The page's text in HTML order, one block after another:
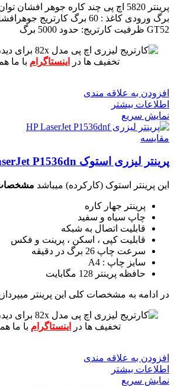
پرینتر 5820 اچ پی چند کاره جوهر افشان
برگ ورودی کاغذ : 60 برگ
GT52 ظرفیت کارتریج: حدود 5000 برگ
برای
تخفیف ها در
اینستاگرام با ما
افزودن به علاقه مندی
اطلاعات بیشتر
نمایش سریع
مقايسه
پرینتر لیزری استوک HP LaserJet P1536dn
این پرینتر استوک (کارکرده) میباشد مشخصات
پرینتر جهار کاره
چاپ سیاه و سفید
قابلیت اتصال به شبکه
قابلیت کپی ، اسکن ، پرینت و فکس
سرعت چاپ 26 برگ در دقیقه
سایز چاپ : A4
حافظه پرینتر 128 مگابایت
در ادامه به مشخصات کلی این پرینتر
برای
تخفیف ها در
اینستاگرام با ما
افزودن به علاقه مندی
اطلاعات بیشتر
نمایش سریع